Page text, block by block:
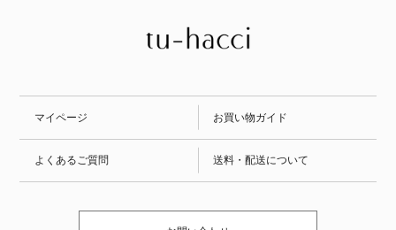
マイページ お買い物ガイド
よくあるご質問 送料・配送について